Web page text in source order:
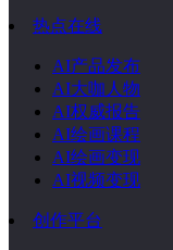
热点在线
AI产品发布
AI大咖人物
AI权威报告
AI绘画课程
AI绘画变现
AI视频变现
创作平台